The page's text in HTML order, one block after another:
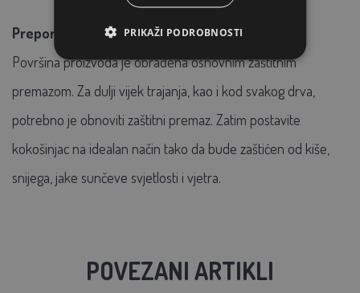
Preporuka:
Površina proizvoda je obrađena osnovnim zaštitnim
premazom. Za dulji vijek trajanja, kao i kod svakog drva,
potrebno je obnoviti zaštitni premaz. Zatim postavite
kokošinjac na idealan način tako da bude zaštićen od kiše,
snijega, jake sunčeve svjetlosti i vjetra.
POVEZANI ARTIKLI
PRIKAŽI PODROBNOSTI